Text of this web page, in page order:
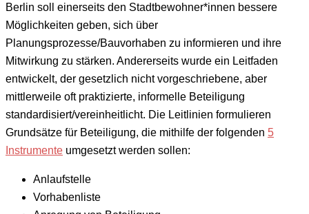
Berlin soll einerseits den Stadtbewohner*innen bessere
Möglichkeiten geben, sich über
Planungsprozesse/Bauvorhaben zu informieren und ihre
Mitwirkung zu stärken. Andererseits wurde ein Leitfaden
entwickelt, der gesetzlich nicht vorgeschriebene, aber
mittlerweile oft praktizierte, informelle Beteiligung
standardisiert/vereinheitlicht. Die Leitlinien formulieren
Grundsätze für Beteiligung, die mithilfe der folgenden 5
Instrumente umgesetzt werden sollen:
Anlaufstelle
Vorhabenliste